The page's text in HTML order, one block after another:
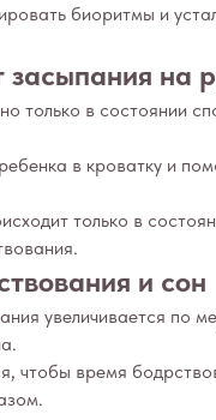
биоритмы и
засыпания на
только в состоянии
в кроватку и
только в
и сон
увеличивается по
чтобы время